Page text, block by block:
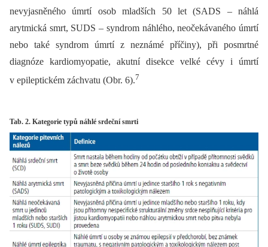
nevyjasněného úmrtí osob mladších 50 let (SADS –⁠ náhlá
arytmická smrt, SUDS –⁠ syndrom náhlého, neočekávaného úmrtí
nebo také syndrom úmrtí z neznámé příčiny), při posmrtné
diagnóze kardiomyopatie, akutní disekce velké cévy i úmrtí
v epileptickém záchvatu (Obr. 6).7
Tab. 2. Kategorie typů náhlé srdeční smrti